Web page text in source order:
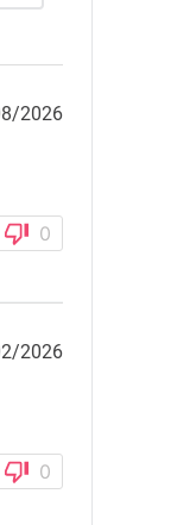
2026
0
2026
0